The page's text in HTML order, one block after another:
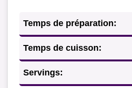
Temps de préparation:
Temps de cuisson:
Servings: